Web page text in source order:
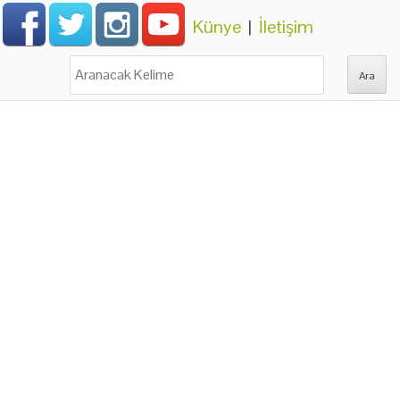
Künye | İletişim